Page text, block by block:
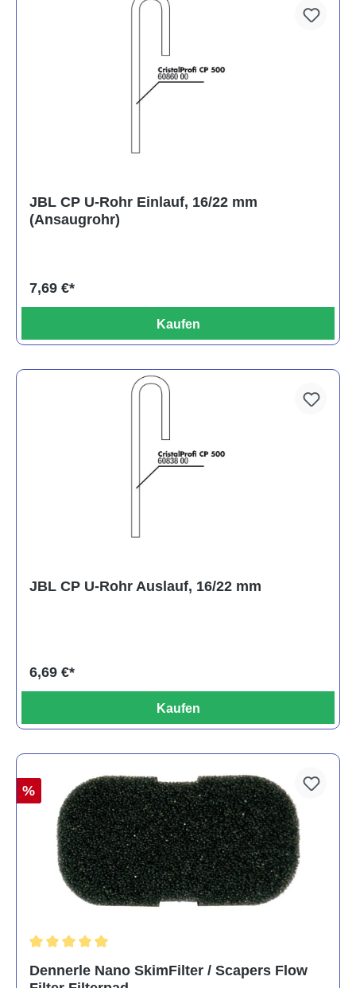
JBL CP U-Rohr Einlauf, 16/22 mm
(Ansaugrohr)
7,69 €*
Kaufen
JBL CP U-Rohr Auslauf, 16/22 mm
6,69 €*
Kaufen
%
Dennerle Nano SkimFilter / Scapers Flow